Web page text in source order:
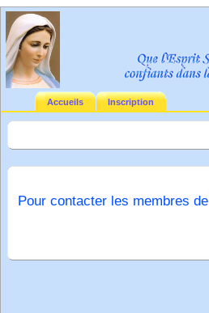
Accueils Inscription
Pour contacter les membres de